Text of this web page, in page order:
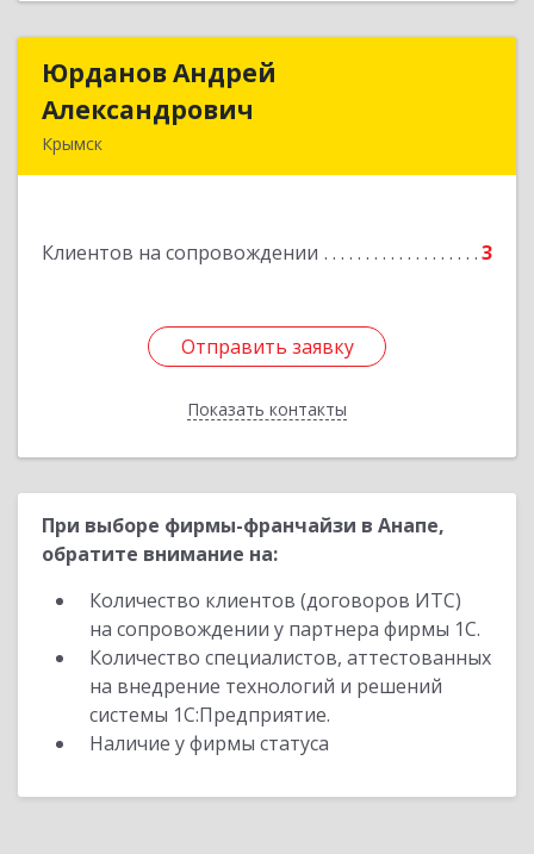
Юрданов Андрей
Александрович
Крымск
Клиентов на сопровождении 3
Отправить заявку
Показать контакты
Юрданов Андрей
Подробнее
Отправить заявку
Назад
При выборе фирмы-франчайзи в Анапе,
обратите внимание на:
Количество клиентов (договоров ИТС)
на сопровождении у партнера фирмы 1С.
Количество специалистов, аттестованных
на внедрение технологий и решений
системы 1С:Предприятие.
Наличие у фирмы статуса